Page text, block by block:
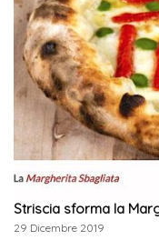
Striscia sforma la
29 Dicembre 2019